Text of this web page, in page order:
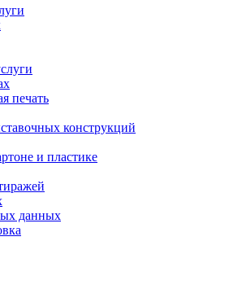
печать
конструкций
и пластике
данных